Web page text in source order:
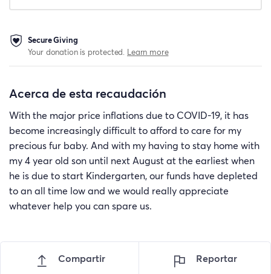
Secure Giving
Your donation is protected. Learn more
Acerca de esta recaudación
With the major price inflations due to COVID-19, it has
become increasingly difficult to afford to care for my
precious fur baby. And with my having to stay home with
my 4 year old son until next August at the earliest when
he is due to start Kindergarten, our funds have depleted
to an all time low and we would really appreciate
whatever help you can spare us.
Compartir Reportar